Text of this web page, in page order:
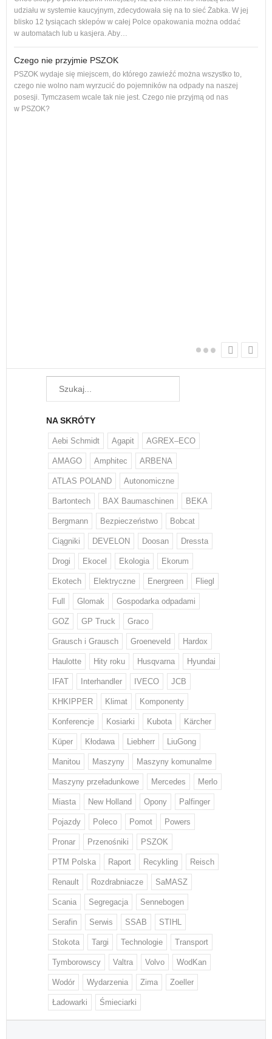
udziału w systemie kaucyjnym, zdecydowała się na to sieć Żabka. W jej
blisko 12 tysiącach sklepów w całej Polce opakowania można oddać
w automatach lub u kasjera. Aby…
Czego nie przyjmie PSZOK
PSZOK wydaje się miejscem, do którego zawieźć można wszystko to,
czego nie wolno nam wyrzucić do pojemników na odpady na naszej
posesji. Tymczasem wcale tak nie jest. Czego nie przyjmą od nas
w PSZOK?
NA SKRÓTY
Aebi Schmidt Agapit AGREX–ECO
AMAGO Amphitec ARBENA
ATLAS POLAND Autonomiczne
Bartontech BAX Baumaschinen BEKA
Bergmann Bezpieczeństwo Bobcat
Ciągniki DEVELON Doosan Dressta
Drogi Ekocel Ekologia Ekorum
Ekotech Elektryczne Energreen Fliegl
Full Glomak Gospodarka odpadami
GOZ GP Truck Graco
Grausch i Grausch Groeneveld Hardox
Haulotte Hity roku Husqvarna Hyundai
IFAT Interhandler IVECO JCB
KHKIPPER Klimat Komponenty
Konferencje Kosiarki Kubota Kärcher
Küper Kłodawa Liebherr LiuGong
Manitou Maszyny Maszyny komunalme
Maszyny przeładunkowe Mercedes Merlo
Miasta New Holland Opony Palfinger
Pojazdy Poleco Pomot Powers
Pronar Przenośniki PSZOK
PTM Polska Raport Recykling Reisch
Renault Rozdrabniacze SaMASZ
Scania Segregacja Sennebogen
Serafin Serwis SSAB STIHL
Stokota Targi Technologie Transport
Tymborowscy Valtra Volvo WodKan
Wodór Wydarzenia Zima Zoeller
Ładowarki Śmieciarki